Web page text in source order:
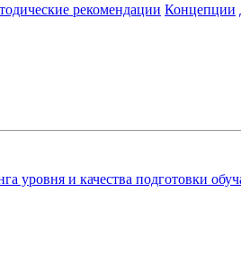
рекомендации Концепции
и качества подготовки